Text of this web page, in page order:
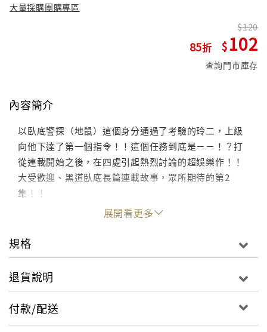
大量採購團購專區
85
120
102
查詢門市庫存
內容簡介
以臥底警探（地鼠）這個身分通過了考驗的玲二，上級
向他下達了第一個指令！！這個任務到底是－－！？打
從連載開始之後，在四處引起熱烈討論的超娛樂作！！
大受歡迎、黑道臥底長篇連載故事，眾所期待的第2
集！！
展開看更多
規格
退貨說明
付款/配送